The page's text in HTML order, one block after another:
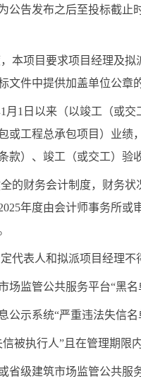
公告发布之后至投标截
本项目要求项目经理及
文件中提供加盖单位公章
1月1日以来（以竣工（或
或工程总承包项目）业
款）、竣工（或交工）验
的财务会计制度，财务
年度由会计师事务所或
代表人和拟派项目经理
场监管公共服务平台“黑
公示系统“严重违法失信
被执行人”且在管理期限
省级建筑市场监管公共